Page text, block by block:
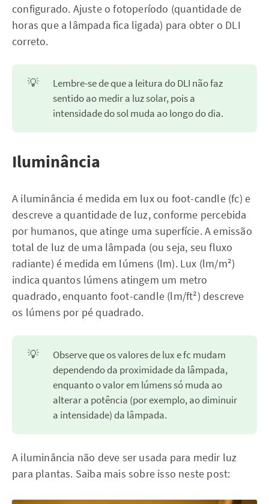
configurado. Ajuste o fotoperíodo (quantidade de
horas que a lâmpada fica ligada) para obter o DLI
correto.
💡
Lembre-se de que a leitura do DLI não faz
sentido ao medir a luz solar, pois a
intensidade do sol muda ao longo do dia.
Iluminância
A iluminância é medida em lux ou foot-candle (fc) e
descreve a quantidade de luz, conforme percebida
por humanos, que atinge uma superfície. A emissão
total de luz de uma lâmpada (ou seja, seu fluxo
radiante) é medida em lúmens (lm). Lux (lm/m²)
indica quantos lúmens atingem um metro
quadrado, enquanto foot-candle (lm/ft²) descreve
os lúmens por pé quadrado.
💡
Observe que os valores de lux e fc mudam
dependendo da proximidade da lâmpada,
enquanto o valor em lúmens só muda ao
alterar a potência (por exemplo, ao diminuir
a intensidade) da lâmpada.
A iluminância não deve ser usada para medir luz
para plantas. Saiba mais sobre isso neste post: